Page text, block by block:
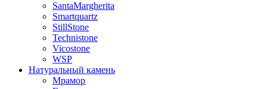
SantaMargherita
Smartquartz
StillStone
Technistone
Vicostone
WSP
Натуральный камень
Мрамор